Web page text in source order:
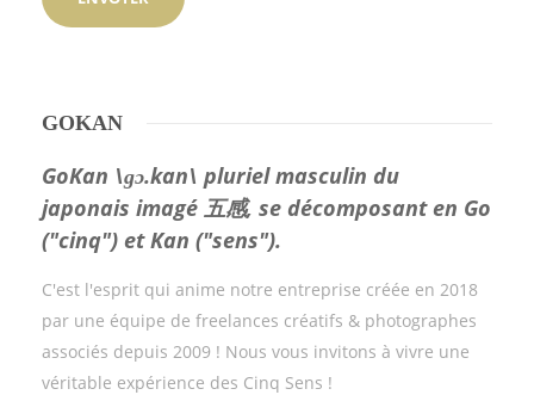
GOKAN
GoKan \ɡɔ.kan\ pluriel masculin du
japonais imagé 五感, se décomposant en Go
("cinq") et Kan ("sens").
C'est l'esprit qui anime notre entreprise créée en 2018
par une équipe de freelances créatifs & photographes
associés depuis 2009 ! Nous vous invitons à vivre une
véritable expérience des Cinq Sens !